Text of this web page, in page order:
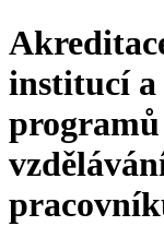
institucí a
programů